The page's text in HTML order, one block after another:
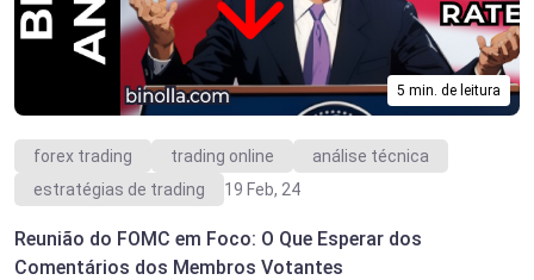
5 min. de leitura
forex trading trading online
análise técnica
estratégias de trading
19 Feb, 24
Reunião do FOMC em Foco: O Que Esperar dos
Comentários dos Membros Votantes